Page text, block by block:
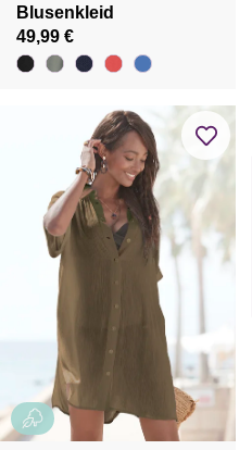
Blusenkleid
49,99 €